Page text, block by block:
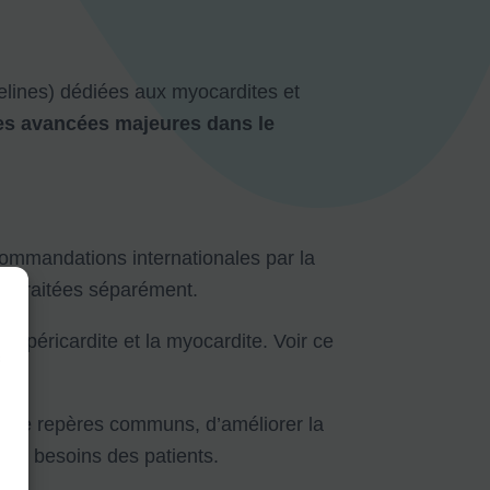
dédiées aux myocardites et
avancées majeures dans le
internationales par la
traitées séparément.
péricardite et la myocardite. Voir ce
repères communs, d’améliorer la
besoins des patients.